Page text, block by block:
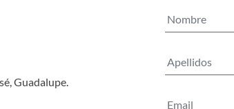
Guadalupe.